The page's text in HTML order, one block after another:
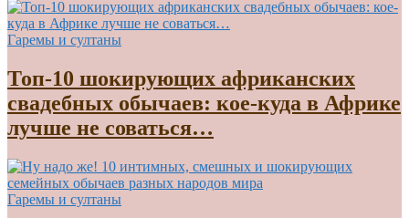
Гаремы и султаны
Топ-10 шокирующих африканских
свадебных обычаев: кое-куда в Африке
лучше не соваться…
Гаремы и султаны